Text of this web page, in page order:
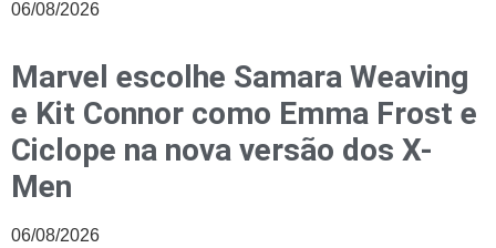
06/08/2026
Marvel escolhe Samara Weaving
e Kit Connor como Emma Frost e
Ciclope na nova versão dos X-
Men
06/08/2026